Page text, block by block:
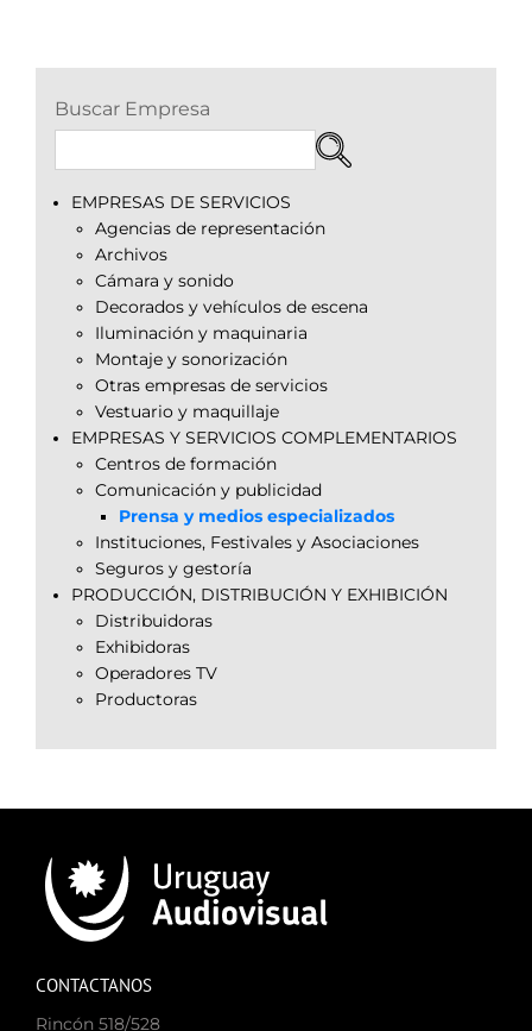
Buscar Empresa
EMPRESAS DE SERVICIOS
Agencias de representación
Archivos
Cámara y sonido
Decorados y vehículos de escena
Iluminación y maquinaria
Montaje y sonorización
Otras empresas de servicios
Vestuario y maquillaje
EMPRESAS Y SERVICIOS COMPLEMENTARIOS
Centros de formación
Comunicación y publicidad
Prensa y medios especializados
Instituciones, Festivales y Asociaciones
Seguros y gestoría
PRODUCCIÓN, DISTRIBUCIÓN Y EXHIBICIÓN
Distribuidoras
Exhibidoras
Operadores TV
Productoras
CONTACTANOS
Rincón 518/528